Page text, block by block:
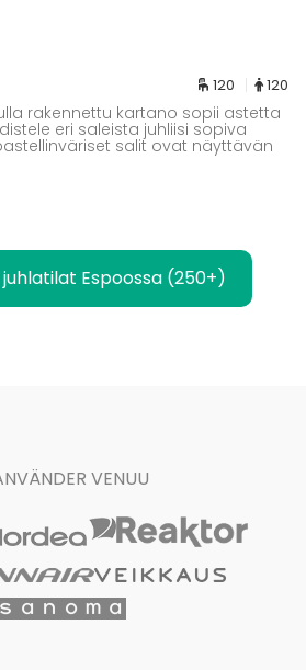
120 120
rakennettu kartano sopii astetta
eri saleista juhliisi sopiva
salit ovat näyttävän
Espoossa (250+)
VENUU